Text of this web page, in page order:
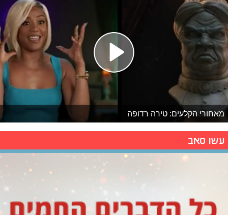
מאחורי הקלעים: טירה רדופה
עשו סאב